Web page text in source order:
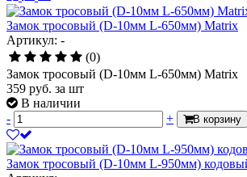
Замок тросовый (D-10мм L-650мм) Matrix
Артикул: -
(0)
Замок тросовый (D-10мм L-650мм) Matrix
359 руб. за шт
В наличии
-
+ В корзину
Замок тросовый (D-10мм L-950мм)